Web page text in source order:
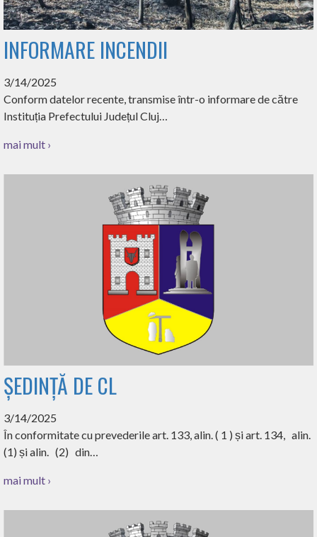
INFORMARE INCENDII
3/14/2025
Conform datelor recente, transmise într-o informare de către
Instituția Prefectului Județul Cluj…
mai mult ›
ȘEDINȚĂ DE CL
3/14/2025
În conformitate cu prevederile art. 133, alin. ( 1 ) și art. 134, alin.
(1) și alin. (2) din…
mai mult ›